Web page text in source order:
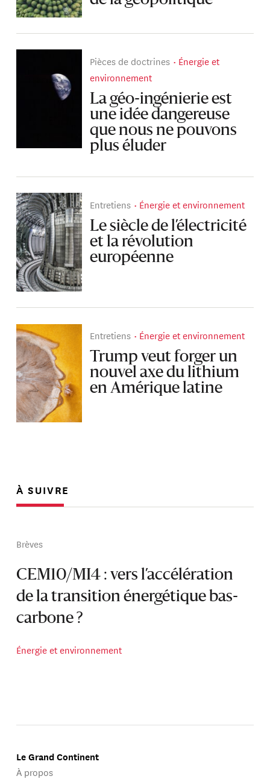
Pièces de doctrines
Énergie et
environnement
La géo-ingénierie est
une idée dangereuse
que nous ne pouvons
plus éluder
Entretiens Énergie et environnement
Le siècle de l’électricité
et la révolution
européenne
Entretiens Énergie et environnement
Trump veut forger un
nouvel axe du lithium
en Amérique latine
À SUIVRE
Brèves
CEM10/MI4 : vers l’accélération
de la transition énergétique bas-
carbone ?
Énergie et environnement
Le Grand Continent
À propos